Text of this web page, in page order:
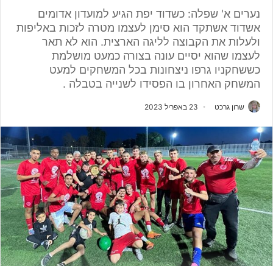
נערים א' שפלה: כשדוד יפת הגיע למועדון אדומים
אשדוד אשתקד הוא סימן לעצמו מטרה לזכות באליפות
ולעלות את הקבוצה לליגה הארצית. הוא לא תאר
לעצמו שהוא יסיים עונה בצורה כמעט מושלמת
כששחקניו גרפו ניצחונות בכל המשחקים למעט
המשחק האחרון בו הפסידו לשנייה בטבלה .
שרון גרכט 23 באפריל 2023